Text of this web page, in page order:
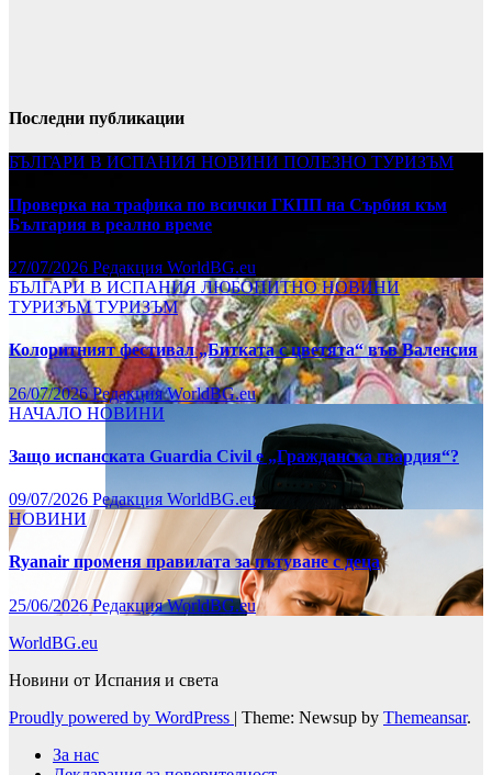
Последни публикации
БЪЛГАРИ В ИСПАНИЯ НОВИНИ ПОЛЕЗНО ТУРИЗЪМ
Проверка на трафика по всички ГКПП на Сърбия към
България в реално време
27/07/2026 Редакция WorldBG.eu
БЪЛГАРИ В ИСПАНИЯ ЛЮБОПИТНОНОВИНИ
ТУРИЗЪМТУРИЗЪМ
Колоритният фестивал „Битката с цветята“ във Валенсия
26/07/2026Редакция WorldBG.eu
НАЧАЛО НОВИНИ
Защо испанската Guardia Civil е „Гражданска гвардия“?
09/07/2026 Редакция WorldBG.eu
НОВИНИ
Ryanair променя правилата за пътуване с деца
25/06/2026Редакция WorldBG.eu
WorldBG.eu
Новини от Испания и света
Proudly powered by WordPress | Theme: Newsup by Themeansar.
За нас